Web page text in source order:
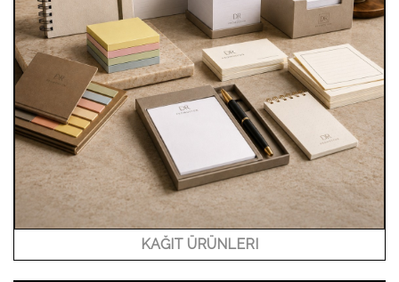
KAĞIT ÜRÜNLERI